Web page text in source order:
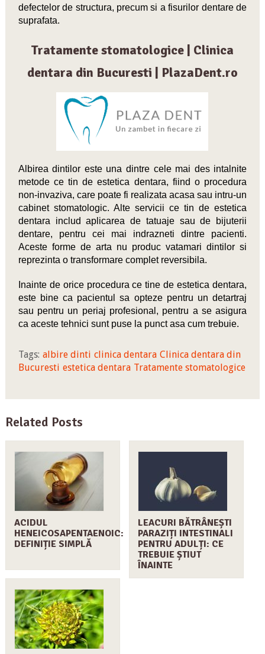
defectelor de structura, precum si a fisurilor dentare de
suprafata.
Tratamente stomatologice | Clinica
dentara din Bucuresti | PlazaDent.ro
Albirea dintilor este una dintre cele mai des intalnite
metode ce tin de estetica dentara, fiind o procedura
non-invaziva, care poate fi realizata acasa sau intru-un
cabinet stomatologic. Alte servicii ce tin de estetica
dentara includ aplicarea de tatuaje sau de bijuterii
dentare, pentru cei mai indrazneti dintre pacienti.
Aceste forme de arta nu produc vatamari dintilor si
reprezinta o transformare complet reversibila.
Inainte de orice procedura ce tine de estetica dentara,
este bine ca pacientul sa opteze pentru un detartraj
sau pentru un periaj profesional, pentru a se asigura
ca aceste tehnici sunt puse la punct asa cum trebuie.
Tags: albire dinti clinica dentara Clinica dentara din
Bucuresti estetica dentara Tratamente stomatologice
Related Posts
ACIDUL
HENEICOSAPENTAENOIC:
DEFINIȚIE SIMPLĂ
LEACURI BĂTRÂNEȘTI
PARAZIȚI INTESTINALI
PENTRU ADULȚI: CE
TREBUIE ȘTIUT
ÎNAINTE